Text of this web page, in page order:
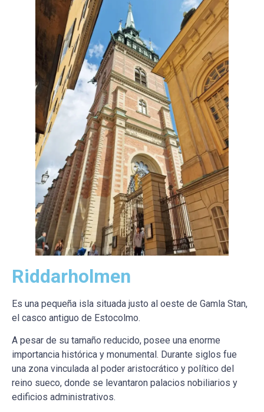
Riddarholmen
Es una pequeña isla situada justo al oeste de Gamla Stan,
el casco antiguo de Estocolmo.
A pesar de su tamaño reducido, posee una enorme
importancia histórica y monumental. Durante siglos fue
una zona vinculada al poder aristocrático y político del
reino sueco, donde se levantaron palacios nobiliarios y
edificios administrativos.